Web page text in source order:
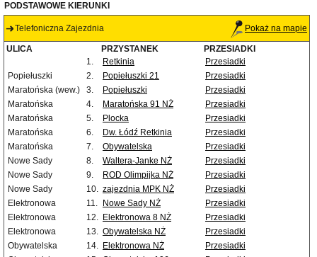
PODSTAWOWE KIERUNKI
Telefoniczna Zajezdnia Pokaż na mapie
ULICA PRZYSTANEK
PRZESIADKI
1.
Retkinia
Przesiadki
Popiełuszki
2. Popiełuszki 21
Przesiadki
Maratońska (wew.)
3. Popiełuszki
Przesiadki
Maratońska
4. Maratońska 91 NŻ
Przesiadki
Maratońska
5. Plocka
Przesiadki
Maratońska
6. Dw. Łódź Retkinia
Przesiadki
Maratońska
7. Obywatelska
Przesiadki
Nowe Sady
8. Waltera-Janke NŻ
Przesiadki
Nowe Sady
9. ROD Olimpijka NŻ
Przesiadki
Nowe Sady
10. zajezdnia MPK NŻ
Przesiadki
Elektronowa
11. Nowe Sady NŻ
Przesiadki
Elektronowa
12. Elektronowa 8 NŻ
Przesiadki
Elektronowa
13. Obywatelska NŻ
Przesiadki
Obywatelska
14. Elektronowa NŻ
Przesiadki